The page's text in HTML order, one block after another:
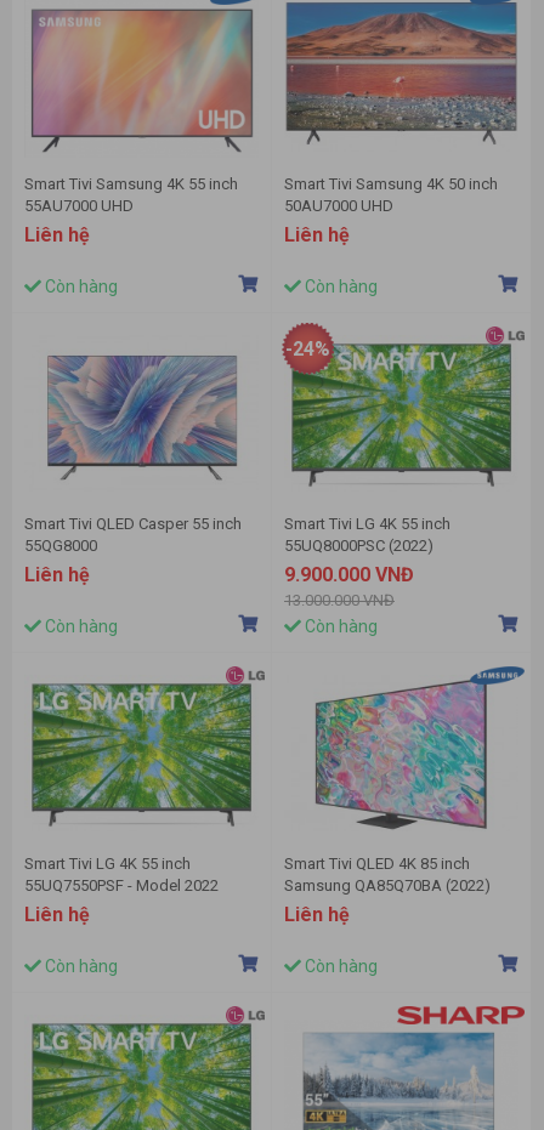
Smart Tivi Samsung 4K 55 inch
55AU7000 UHD
Liên hệ
Còn hàng
Smart Tivi Samsung 4K 50 inch
50AU7000 UHD
Liên hệ
Còn hàng
Smart Tivi QLED Casper 55 inch
55QG8000
Liên hệ
Còn hàng
Smart Tivi LG 4K 55 inch
55UQ8000PSC (2022)
9.900.000 VNĐ
13.000.000 VNĐ
-24%
Còn hàng
Smart Tivi LG 4K 55 inch
55UQ7550PSF - Model 2022
Liên hệ
Còn hàng
Smart Tivi QLED 4K 85 inch
Samsung QA85Q70BA (2022)
Liên hệ
Còn hàng